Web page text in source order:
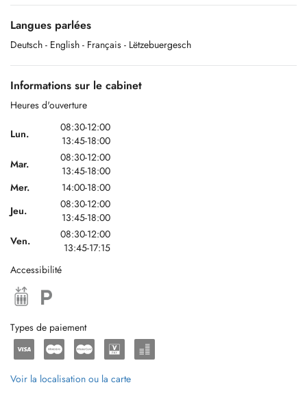
Langues parlées
Deutsch - English - Français - Lëtzebuergesch
Informations sur le cabinet
Heures d'ouverture
Lun.
08:30-12:00
13:45-18:00
Mar.
08:30-12:00
13:45-18:00
Mer.
14:00-18:00
Jeu.
08:30-12:00
13:45-18:00
Ven.
08:30-12:00
13:45-17:15
Accessibilité
Types de paiement
Voir la localisation ou la carte